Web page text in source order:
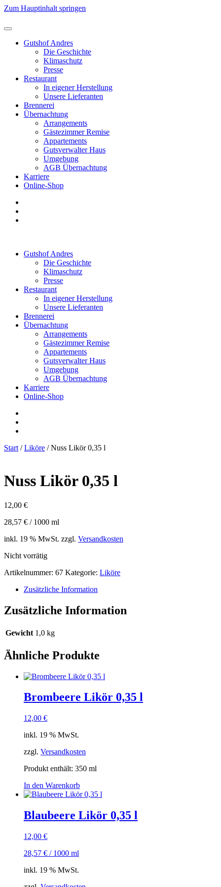
Zum Hauptinhalt springen
Gutshof Andres
Die Geschichte
Klimaschutz
Presse
Restaurant
In eigener Herstellung
Unsere Lieferanten
Brennerei
Übernachtung
Arrangements
Gästezimmer Remise
Appartements
Gutsverwalter Haus
Umgebung
AGB Übernachtung
Karriere
Online-Shop
Gutshof Andres
Die Geschichte
Klimaschutz
Presse
Restaurant
In eigener Herstellung
Unsere Lieferanten
Brennerei
Übernachtung
Arrangements
Gästezimmer Remise
Appartements
Gutsverwalter Haus
Umgebung
AGB Übernachtung
Karriere
Online-Shop
Start /Liköre / Nuss Likör 0,35 l
Nuss Likör 0,35 l
12,00 €
28,57 € / 1000 ml
inkl. 19 % MwSt. zzgl. Versandkosten
Nicht vorrätig
Artikelnummer: 67 Kategorie: Liköre
Zusätzliche Information
Zusätzliche Information
Gewicht 1,0 kg
Ähnliche Produkte
Brombeere Likör 0,35 l
12,00 €
inkl. 19 % MwSt.
zzgl. Versandkosten
Produkt enthält: 350 ml
In den Warenkorb
Blaubeere Likör 0,35 l
12,00 €
28,57 € / 1000 ml
inkl. 19 % MwSt.